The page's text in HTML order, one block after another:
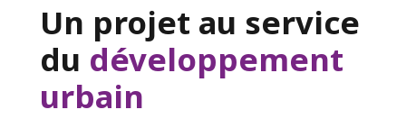
Un projet au service
du développement
urbain